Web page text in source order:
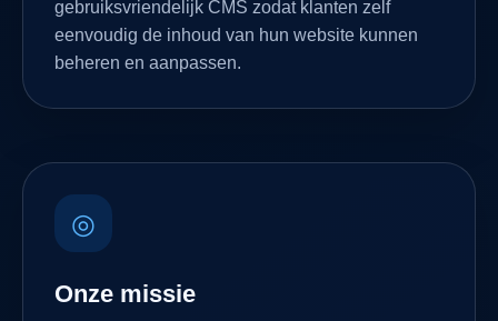
gebruiksvriendelijk CMS zodat klanten zelf
eenvoudig de inhoud van hun website kunnen
beheren en aanpassen.
◎
Onze missie